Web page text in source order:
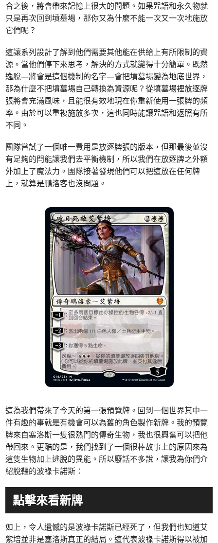
合之後，將會帶來記憶上很大的問題。如果咒語和永久物就
只是再次回到墳墓場，那你又為什麼不能一次又一次地施放
它們呢？
這讓系列設計了解到他們需要其他能在供給上有所限制的資
源。當他們停下來思考，解決的方式就變得十分簡單。既然
逸脫—將會是這個機制的名字—會把墳墓場變為地底世界，
那為什麼不把墳墓場自己轉換為資源呢？從墳墓場裡放逐牌
張將會充滿風味，且能很有效地現在你重新使用一張牌的頻
率。由於可以重複施放多次，這也同時能讓咒語和返照有所
不同。
團隊嘗試了一個唯一費用是放逐牌張的版本，但那最後並沒
有足夠的閂能讓我們去平衡機制，所以我們在放逐牌之外額
外加上了魔法力。團隊接著發現他們可以把這放在任何牌
上，就算是鵬洛客也沒問題。
這為我們帶來了今天的第一張預覽牌。回到一個世界其中一
件有趣的事就是有機會可以為舊的角色製作新牌。我的預覽
牌來自塞洛斯一隻很熱門的傳奇生物，我也很興奮可以把他
帶回來。更酷的是，我們找到了一個很棒故事上的原因來為
這隻生物加上逃脫的異能。所以廢話不多說，讓我為你們介
紹脫韁的波祿卡諾斯：
點擊來看新牌
如上，令人遺憾的是波祿卡諾斯已經死了，但我們也知道艾
紫培並非是塞洛斯真正的結局。這代表波祿卡諾斯得以被加